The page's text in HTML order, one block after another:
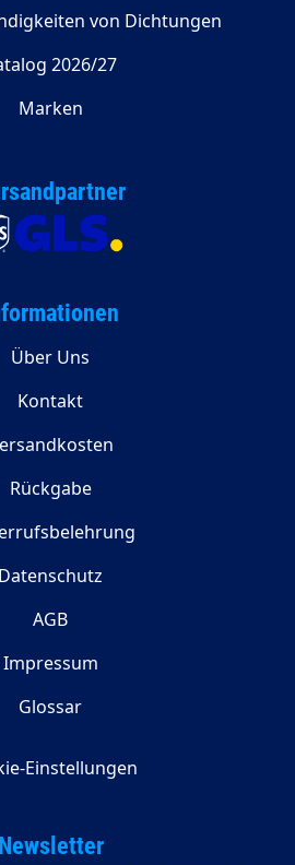
von Dichtungen
2026/27
Marken
Über Uns
Kontakt
Rückgabe
Datenschutz
AGB
Impressum
Glossar
Einstellungen
Newsletter